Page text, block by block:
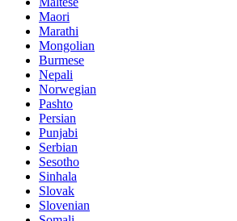
Maori
Marathi
Mongolian
Burmese
Nepali
Norwegian
Pashto
Persian
Punjabi
Serbian
Sesotho
Sinhala
Slovak
Slovenian